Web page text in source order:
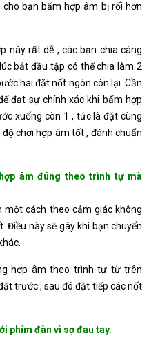
bạn bấm hợp âm bị rối hơn
này rất dễ , các bạn chia càng
bắt đầu tập có thể chia làm 2
hai đặt nốt ngón còn lại .Cần
đạt sự chính xác khi bấm hợp
xuống còn 1 , tức là đặt cùng
chơi hợp âm tốt , đánh chuẩn
âm đúng theo trình tự mà
cách theo cảm giác không
Điều này sẽ gây khi bạn chuyển
hợp âm theo trình tự từ trên
trước , sau đó đặt tiếp các nốt
phím đàn vì sợ đau tay.